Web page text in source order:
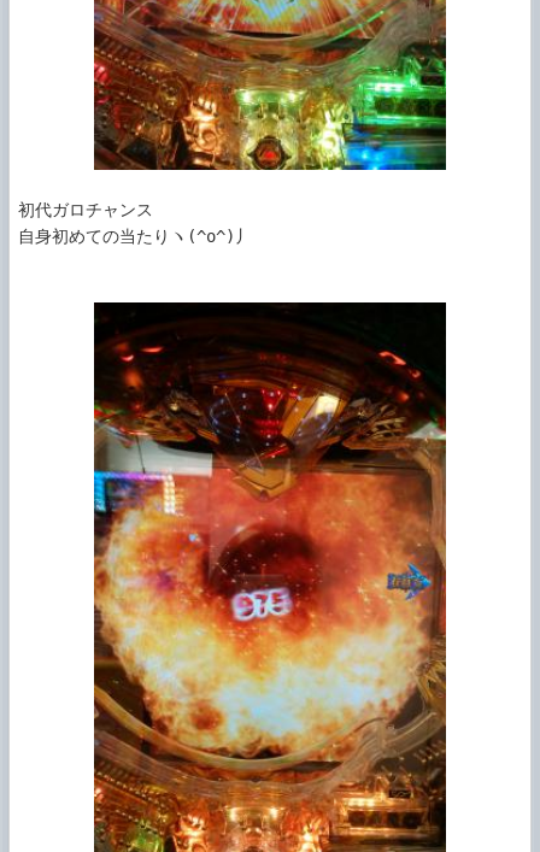
初代ガロチャンス
自身初めての当たりヽ(^o^)丿